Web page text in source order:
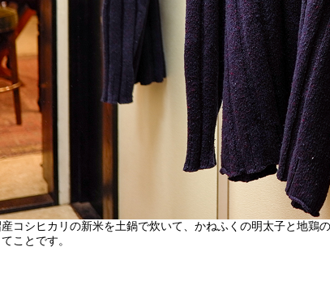
コシヒカリの新米を土鍋で炊いて、かねふくの明太子と地鶏
ことです。